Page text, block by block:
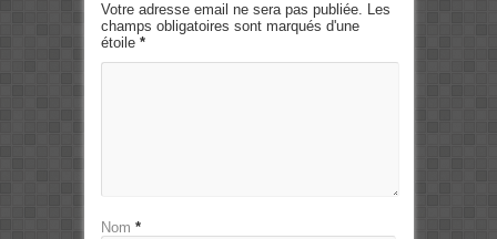
Votre adresse email ne sera pas publiée. Les
champs obligatoires sont marqués d'une
étoile *
Nom *